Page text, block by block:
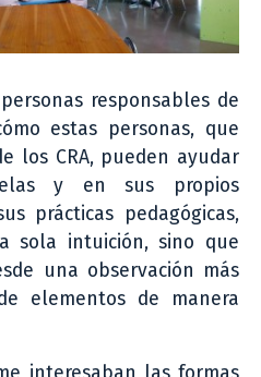
responsables de
estas personas, que
los CRA, pueden ayudar
y en sus propios
prácticas pedagógicas,
sola intuición, sino que
una observación más
elementos de manera